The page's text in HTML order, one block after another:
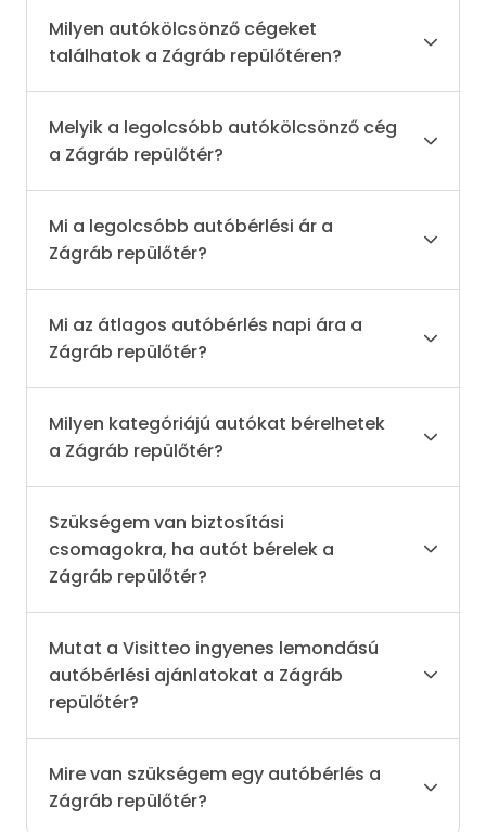
Milyen autókölcsönző cégeket
találhatok a Zágráb repülőtéren?
Melyik a legolcsóbb autókölcsönző cég
a Zágráb repülőtér?
Mi a legolcsóbb autóbérlési ár a
Zágráb repülőtér?
Mi az átlagos autóbérlés napi ára a
Zágráb repülőtér?
Milyen kategóriájú autókat bérelhetek
a Zágráb repülőtér?
Szükségem van biztosítási
csomagokra, ha autót bérelek a
Zágráb repülőtér?
Mutat a Visitteo ingyenes lemondású
autóbérlési ajánlatokat a Zágráb
repülőtér?
Mire van szükségem egy autóbérlés a
Zágráb repülőtér?